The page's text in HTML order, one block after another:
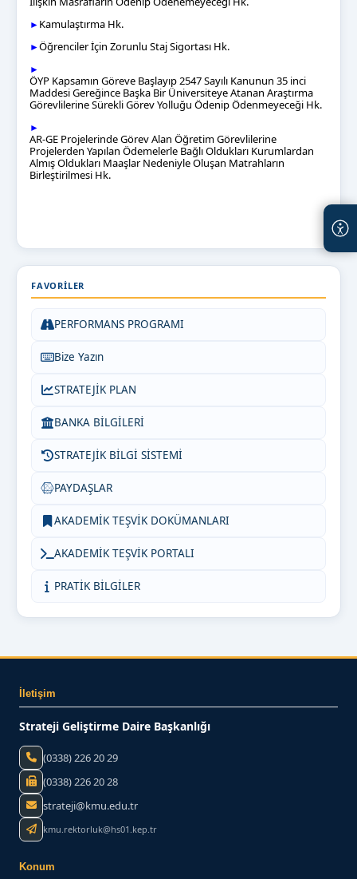
► Kamulaştırma Hk.
►Öğrenciler İçin Zorunlu Staj Sigortası Hk.
►
ÖYP Kapsamın Göreve Başlayıp 2547 Sayılı Kanunun 35 inci
Maddesi Gereğince Başka Bir Üniversiteye Atanan Araştırma
Görevlilerine Sürekli Görev Yolluğu Ödenip Ödenmeyeceği Hk.
►
AR-GE Projelerinde Görev Alan Öğretim Görevlilerine
Projelerden Yapılan Ödemelerle Bağlı Oldukları Kurumlardan
Almış Oldukları Maaşlar Nedeniyle Oluşan Matrahların
Birleştirilmesi Hk.
FAVORILER
PERFORMANS PROGRAMI
Bize Yazın
STRATEJİK PLAN
BANKA BİLGİLERİ
STRATEJİK BİLGİ SİSTEMİ
PAYDAŞLAR
AKADEMİK TEŞVİK DOKÜMANLARI
AKADEMİK TEŞVİK PORTALI
PRATİK BİLGİLER
İletişim
Strateji Geliştirme Daire Başkanlığı
(0338) 226 20 29
(0338) 226 20 28
strateji@kmu.edu.tr
kmu.rektorluk@hs01.kep.tr
Konum